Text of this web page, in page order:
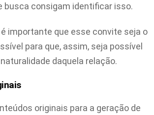
busca consigam identificar isso.
é importante que esse convite seja o
para que, assim, seja possível
daquela relação.
originais para a geração de